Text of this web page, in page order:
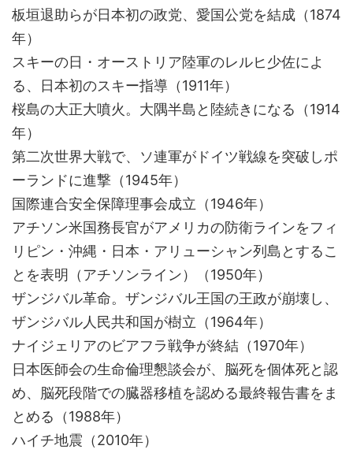
板垣退助らが日本初の政党、愛国公党を結成（1874
年）
スキーの日・オーストリア陸軍のレルヒ少佐によ
る、日本初のスキー指導（1911年）
桜島の大正大噴火。大隅半島と陸続きになる（1914
年）
第二次世界大戦で、ソ連軍がドイツ戦線を突破しポ
ーランドに進撃（1945年）
国際連合安全保障理事会成立（1946年）
アチソン米国務長官がアメリカの防衛ラインをフィ
リピン・沖縄・日本・アリューシャン列島とするこ
とを表明（アチソンライン）（1950年）
ザンジバル革命。ザンジバル王国の王政が崩壊し、
ザンジバル人民共和国が樹立（1964年）
ナイジェリアのビアフラ戦争が終結（1970年）
日本医師会の生命倫理懇談会が、脳死を個体死と認
め、脳死段階での臓器移植を認める最終報告書をま
とめる（1988年）
ハイチ地震（2010年）